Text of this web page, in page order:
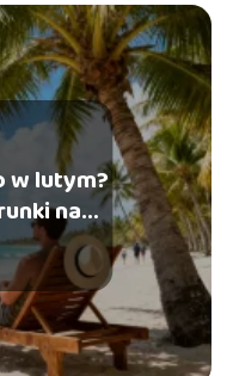
w lutym?
na